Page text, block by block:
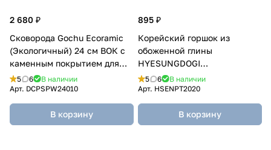
2 680 ₽
Сковорода Gochu Ecoramic
(Экологичный) 24 см ВОК с
каменным покрытием для
всех видов плит без крышки
5 6
В наличии
Арт. DCPSPW24010
В корзину
895 ₽
Корейский горшок из
обоженной глины
HYESUNGDOGI
(ХЕСУНГДОГИ) 610 мл
5 6
В наличии
Арт. HSENPT2020
В корзину